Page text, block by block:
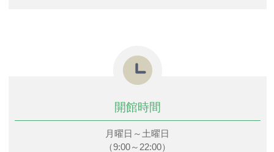
開館時間
月曜日～土曜日
（9:00～22:00）